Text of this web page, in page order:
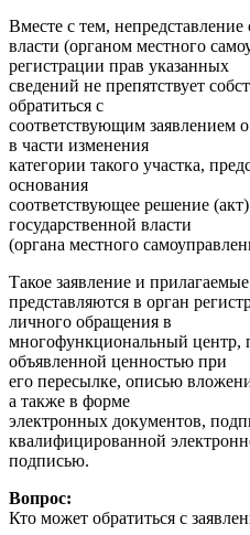
Вместе с тем,
власти (органом местного
регистрации прав указанных
сведений не препятствует
обратиться с
соответствующим заявлением
в части изменения
категории такого участка,
основания
соответствующее решение
государственной власти
(органа местного
Такое заявление и
представляются в орган
личного обращения в
многофункциональный центр,
объявленной ценностью при
его пересылке, описью
а также в форме
электронных документов,
квалифицированной
подписью.
Вопрос:
Кто может обратиться с